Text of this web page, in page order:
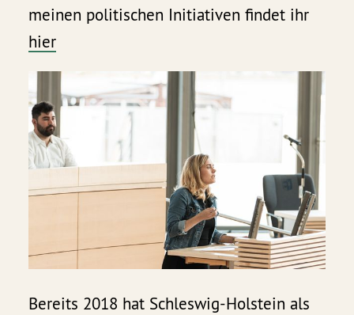
meinen politischen Initiativen findet ihr
hier
Bereits 2018 hat Schleswig-Holstein als